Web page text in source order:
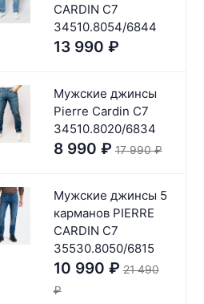
CARDIN C7
34510.8054/6844
13 990 ₽
Мужские джинсы
Pierre Cardin C7
34510.8020/6834
8 990 ₽ 17 990 ₽
Мужские джинсы 5
карманов PIERRE
CARDIN C7
35530.8050/6815
10 990 ₽ 21 490
₽